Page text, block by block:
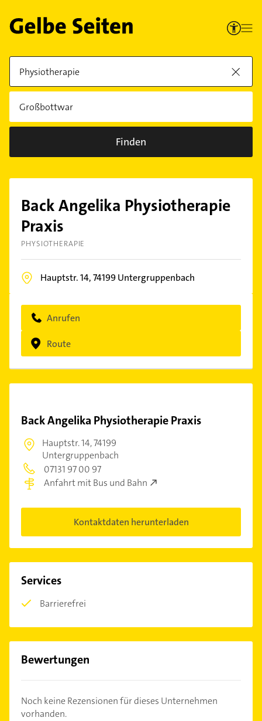
Finden
Back Angelika Physiotherapie
Praxis
PHYSIOTHERAPIE
Hauptstr. 14,74199Untergruppenbach
Anrufen
Route
Back Angelika Physiotherapie Praxis
Hauptstr. 14,74199
Untergruppenbach
07131 97 00 97
Anfahrt mit Bus und Bahn
Kontaktdaten herunterladen
Services
Barrierefrei
Bewertungen
Noch keine Rezensionen für dieses Unternehmen
vorhanden.